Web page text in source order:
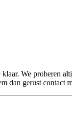
We proberen
dan gerust contact